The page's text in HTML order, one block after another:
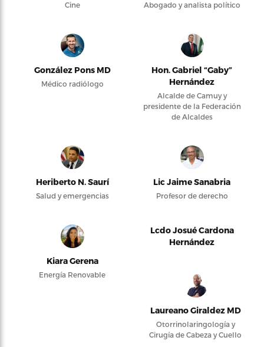
Cine Abogado y analista político
González Pons MD
Médico radiólogo
Hon. Gabriel “Gaby”
Hernández
Alcalde de Camuy y
presidente de la Federación
de Alcaldes
Heriberto N. Saurí
Salud y emergencias
Lic Jaime Sanabria
Profesor de derecho
Kiara Gerena
Energía Renovable
Lcdo Josué Cardona
Hernández
Laureano Giraldez MD
Otorrinolaringología y
Cirugía de Cabeza y Cuello